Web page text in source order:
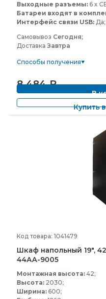
Выходные разъемы: 6 x
Батареи входят в
Интерфейс связи USB: Да;
Самовывоз Сегодня;
Доставка Завтра
Способы получения
8 484₽
Купить
В
Код товара: 1041479
Шкаф напольный 19",
44АА-9005
Монтажная высота: 42;
Высота: 2030;
Ширина: 600;